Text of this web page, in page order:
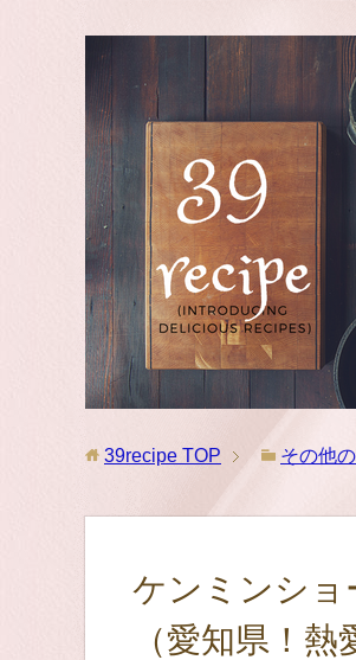
39recipe TOP その他
ケンミンショ
（愛知県！熱